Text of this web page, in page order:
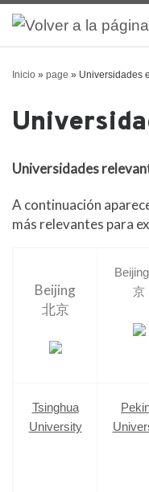
Inicio » page » Universidades
Universidades
A continuación
más relevantes para
Beijing
北京
京
Tsinghua
University